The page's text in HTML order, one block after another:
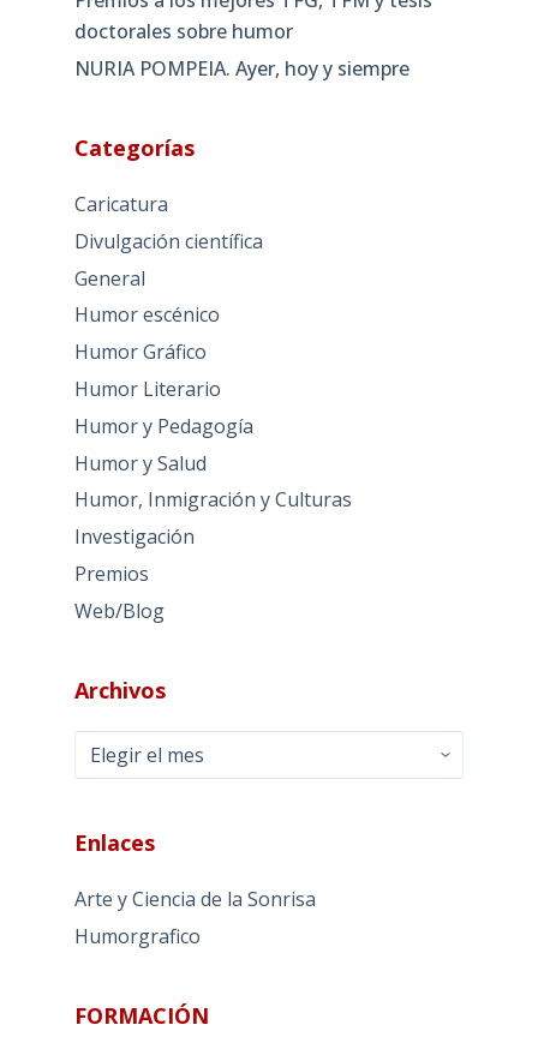
doctorales sobre humor
NURIA POMPEIA. Ayer, hoy y siempre
Categorías
Caricatura
Divulgación científica
General
Humor escénico
Humor Gráfico
Humor Literario
Humor y Pedagogía
Humor y Salud
Humor, Inmigración y Culturas
Investigación
Premios
Web/Blog
Archivos
Archivos
Enlaces
Arte y Ciencia de la Sonrisa
Humorgrafico
FORMACIÓN